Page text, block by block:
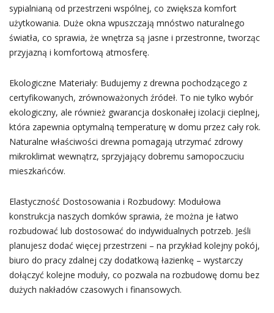
sypialnianą od przestrzeni wspólnej, co zwiększa komfort
użytkowania. Duże okna wpuszczają mnóstwo naturalnego
światła, co sprawia, że wnętrza są jasne i przestronne, tworząc
przyjazną i komfortową atmosferę.
Ekologiczne Materiały: Budujemy z drewna pochodzącego z
certyfikowanych, zrównoważonych źródeł. To nie tylko wybór
ekologiczny, ale również gwarancja doskonałej izolacji cieplnej,
która zapewnia optymalną temperaturę w domu przez cały rok.
Naturalne właściwości drewna pomagają utrzymać zdrowy
mikroklimat wewnątrz, sprzyjający dobremu samopoczuciu
mieszkańców.
Elastyczność Dostosowania i Rozbudowy: Modułowa
konstrukcja naszych domków sprawia, że można je łatwo
rozbudować lub dostosować do indywidualnych potrzeb. Jeśli
planujesz dodać więcej przestrzeni – na przykład kolejny pokój,
biuro do pracy zdalnej czy dodatkową łazienkę – wystarczy
dołączyć kolejne moduły, co pozwala na rozbudowę domu bez
dużych nakładów czasowych i finansowych.